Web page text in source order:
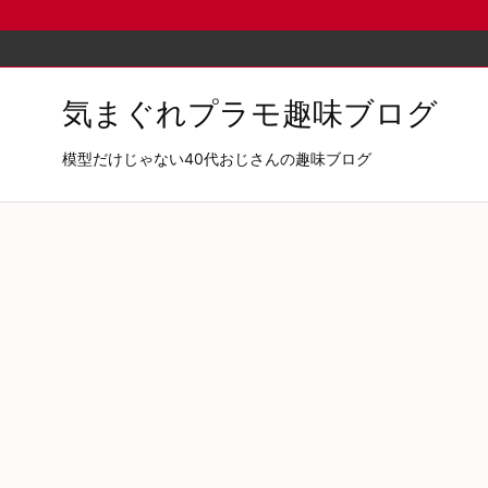
気まぐれプラモ趣味ブログ
模型だけじゃない40代おじさんの趣味ブログ